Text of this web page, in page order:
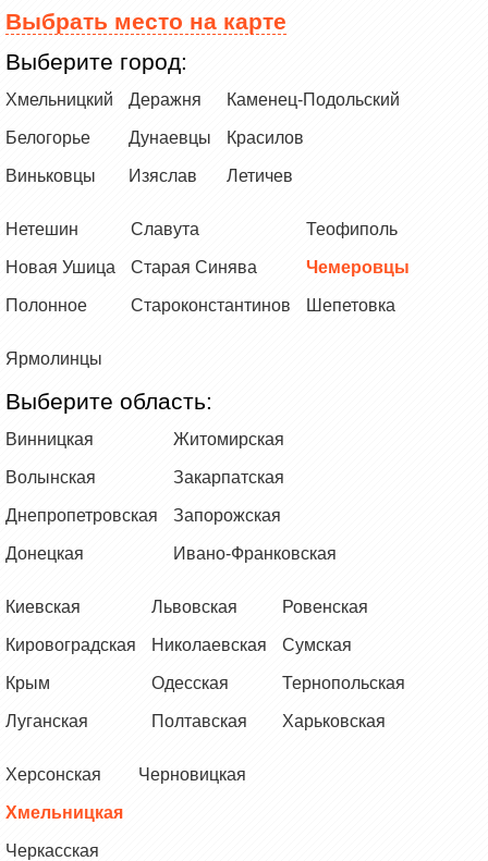
Выбрать место на карте
Выберите город:
Хмельницкий
Белогорье
Виньковцы
Деражня
Дунаевцы
Изяслав
Каменец-Подольский
Красилов
Летичев
Нетешин
Новая Ушица
Полонное
Славута
Старая Синява
Староконстантинов
Теофиполь
Чемеровцы
Шепетовка
Ярмолинцы
Выберите область:
Винницкая
Волынская
Днепропетровская
Донецкая
Житомирская
Закарпатская
Запорожская
Ивано-Франковская
Киевская
Кировоградская
Крым
Луганская
Львовская
Николаевская
Одесская
Полтавская
Ровенская
Сумская
Тернопольская
Харьковская
Херсонская
Хмельницкая
Черкасская
Черновицкая